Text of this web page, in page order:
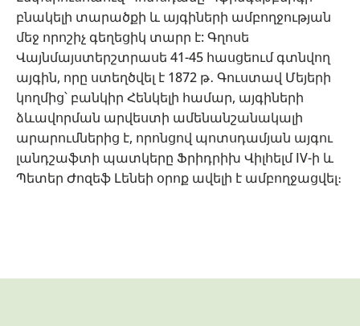
բնակելի տարածքի և այգիների ամբողջության
մեջ որոշիչ գեղեցիկ տարր է: Գղոսե
Վայնմայստերշտրասե 41-45 հասցեում գտնվող
այգին, որը ստեղծվել է 1872 թ․ Գուստավ Մեյերի
կողմից՝ բանկիր Հենկելի համար, այգիների
ձևավորման արվեստի ամենանշանակալի
արարումներից է, որոնցով պոտսդամյան այգու
լանդշաֆտի պատկերը Ֆրիդրիխ Վիլհելմ IV-ի և
Պետեր Ժոզեֆ Լենեի օրոք ավելի է ամբողջացվել։